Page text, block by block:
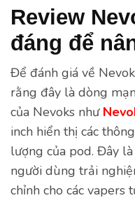
Review
đáng để
Để đánh giá về
rằng đây là dòng
của Nevoks như
inch hiển thị các
lượng của pod. Đây
người dùng trải
chỉnh cho các vapers